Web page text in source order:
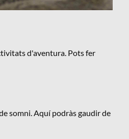
d'aventura. Pots fer
somni. Aquí podràs gaudir de